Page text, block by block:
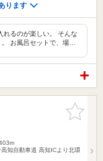
ります
れるのが楽しい。 そんな
お風呂セットで、場…
お気に入
りに追加
知自動車道 高知ICより北環